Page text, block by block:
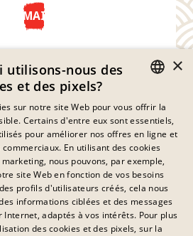
MAINTENANT
De Confidentialité
Empreinte
Légales
Contact
GERMAN
FRENCH
DANISH
SWEDISH
HUNGARIAN
×
utilisons-nous des
et des pixels?
sur notre site Web pour vous offrir la
Certains d'entre eux sont essentiels,
pour améliorer nos offres en ligne et
En utilisant des cookies
nous pouvons, par exemple,
site Web en fonction de vos besoins
profils d'utilisateurs créés, cela nous
informations ciblées et des messages
adaptés à vos intérêts. Pour plus
des cookies et des pixels, sur la